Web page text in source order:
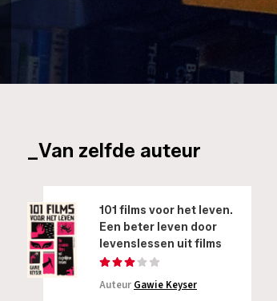
_Van zelfde auteur
101 films voor het leven.
Een beter leven door
levenslessen uit films
Auteur Gawie Keyser